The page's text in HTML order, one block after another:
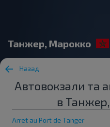
Танжер, Марокко
Назад
Автовокзали та
в
Arret au Port de Tanger